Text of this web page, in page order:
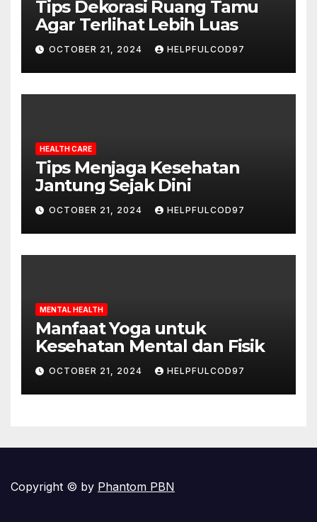
Tips Dekorasi Ruang Tamu
Agar Terlihat Lebih Luas
OCTOBER 21, 2024 HELPFULCOD97
HEALTH CARE
Tips Menjaga Kesehatan
Jantung Sejak Dini
OCTOBER 21, 2024 HELPFULCOD97
MENTAL HEALTH
Manfaat Yoga untuk
Kesehatan Mental dan Fisik
OCTOBER 21, 2024 HELPFULCOD97
Copyright © by Phantom PBN